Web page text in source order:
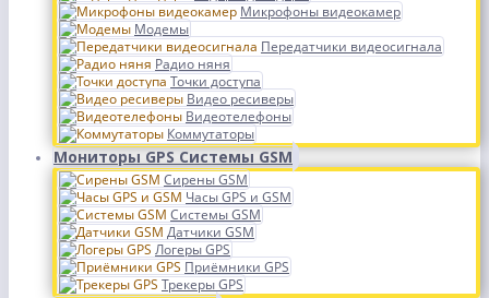
Микрофоны видеокамер
Модемы
Передатчики видеосигнала
Радио няня
Точки доступа
Видео ресиверы
Видеотелефоны
Коммутаторы
Мониторы GPS Системы GSM
Сирены GSM
Часы GPS и GSM
Системы GSM
Датчики GSM
Логеры GPS
Приёмники GPS
Трекеры GPS